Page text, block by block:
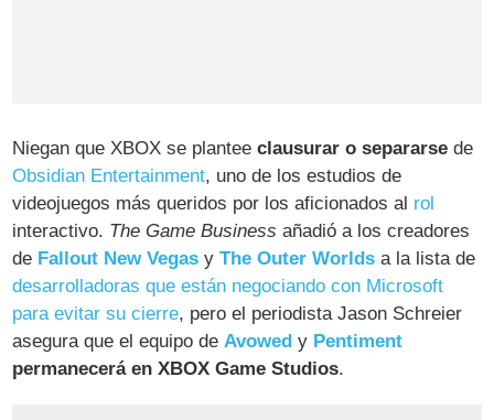
Niegan que XBOX se planteeclausurar o separarse de
Obsidian Entertainment, uno de los estudios de
videojuegos más queridos por los aficionados al rol
interactivo. The Game Business añadió a los creadores
de Fallout New Vegas yThe Outer Worlds a la lista de
desarrolladoras que están negociando con Microsoft
para evitar su cierre, pero el periodista Jason Schreier
asegura que el equipo deAvowed y Pentiment
permanecerá en XBOX Game Studios.